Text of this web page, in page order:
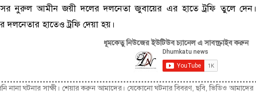
নুরুল আমীন জয়ী দলের দলনেতা জুবায়ের এর হাতে ট্রফি তুলে দেন।
দলনেতার হাতেও ট্রফি দেয়া হয়।
ধূমকেতু নিউজের ইউটিউব চ্যানেল এ সাবস্ক্রাইব করুন
নানা ঘটনার সাক্ষী। শেয়ার করুন আমাদের। যেকোনো ঘটনার বিবরণ, ছবি, ভিডিও আমাদের